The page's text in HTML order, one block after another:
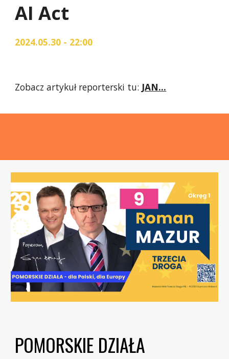
AI Act
2024.05.30 - 22:00
Zobacz artykuł reporterski tu: JAN...
POMORSKIE DZIAŁA